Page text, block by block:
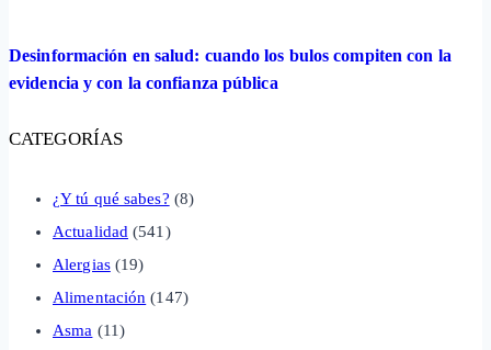
Desinformación en salud: cuando los bulos compiten con la
evidencia y con la confianza pública
CATEGORÍAS
¿Y tú qué sabes? (8)
Actualidad (541)
Alergias(19)
Alimentación (147)
Asma (11)